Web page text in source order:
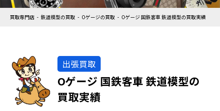
買取専門店 鉄道模型の買取 Oゲージの買取 Oゲージ 国鉄客車 鉄道模型の買取実績
出張買取
Oゲージ 国鉄客車 鉄道模型の
買取実績